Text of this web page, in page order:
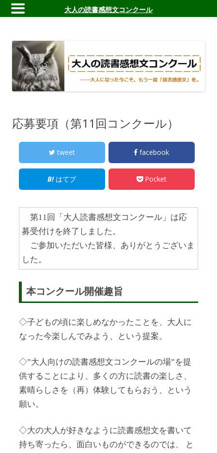
応募要項（第11回コンクール）
tweet facebook
はてブ Pocket
第11回「大人読書感想文コンクール」は応
募受付けを終了しました。
ご参加いただいた皆様、ありがとうございま
した。
本コンクール開催趣旨
◇子どもの頃に楽しめなかったことを、大人に
なった今楽しんでみよう、という提案。
◇”大人向けの読書感想文コンクールの場”を提
供することにより、多くの方に読書の楽しさ、
素晴らしさを（再）体験してもらおう、という
願い。
◇大の大人が好きなように読書感想文を書いて
持ち寄ったら、面白いものができるのでは、 と
大人の読書感想文コンクール